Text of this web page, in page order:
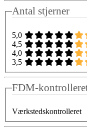
Antal stjerner
5,0
4,5
4,0
3,5
FDM-
Værkstedskontrolleret